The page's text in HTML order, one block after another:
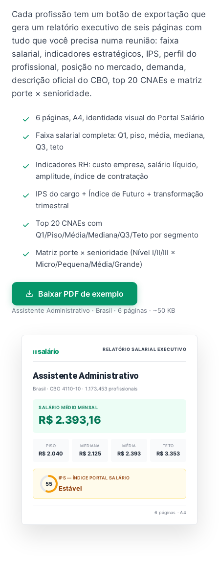
Cada profissão tem um botão de exportação que
gera um relatório executivo de seis páginas com
tudo que você precisa numa reunião: faixa
salarial, indicadores estratégicos, IPS, perfil do
profissional, posição no mercado, demanda,
descrição oficial do CBO, top 20 CNAEs e matriz
porte × senioridade.
6 páginas, A4, identidade visual do Portal Salário
Faixa salarial completa: Q1, piso, média, mediana,
Q3, teto
Indicadores RH: custo empresa, salário líquido,
amplitude, índice de contratação
IPS do cargo + Índice de Futuro + transformação
trimestral
Top 20 CNAEs com
Q1/Piso/Média/Mediana/Q3/Teto por segmento
Matriz porte × senioridade (Nível I/II/III ×
Micro/Pequena/Média/Grande)
Baixar PDF de exemplo
Assistente Administrativo · Brasil · 6 páginas · ~50 KB
⏐⏐⏐ salário RELATÓRIO SALARIAL EXECUTIVO
Assistente Administrativo
Brasil · CBO 4110-10 · 1.173.453 profissionais
SALÁRIO MÉDIO MENSAL
R$ 2.393,16
PISO
R$ 2.040
MEDIANA
R$ 2.125
MÉDIA
R$ 2.393
TETO
R$ 3.353
55
IPS — ÍNDICE PORTAL SALÁRIO
Estável
6 páginas · A4